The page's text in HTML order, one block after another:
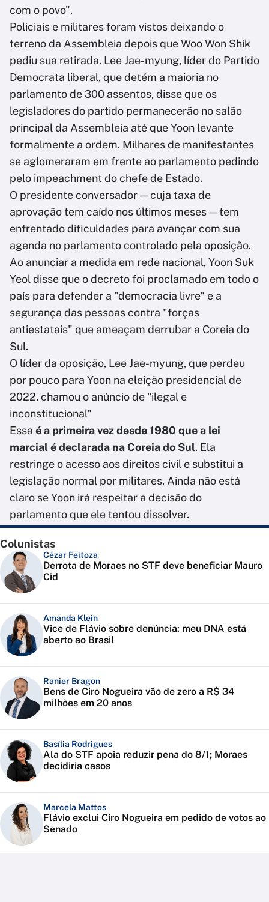
com o povo".
Policiais e militares foram vistos deixando o
terreno da Assembleia depois que Woo Won Shik
pediu sua retirada. Lee Jae-myung, líder do Partido
Democrata liberal, que detém a maioria no
parlamento de 300 assentos, disse que os
legisladores do partido permanecerão no salão
principal da Assembleia até que Yoon levante
formalmente a ordem. Milhares de manifestantes
se aglomeraram em frente ao parlamento pedindo
pelo impeachment do chefe de Estado.
O presidente conversador — cuja taxa de
aprovação tem caído nos últimos meses — tem
enfrentado dificuldades para avançar com sua
agenda no parlamento controlado pela oposição.
Ao anunciar a medida em rede nacional, Yoon Suk
Yeol disse que o decreto foi proclamado em todo o
país para defender a "democracia livre" e a
segurança das pessoas contra "forças
antiestatais" que ameaçam derrubar a Coreia do
Sul.
O líder da oposição, Lee Jae-myung, que perdeu
por pouco para Yoon na eleição presidencial de
2022, chamou o anúncio de "ilegal e
inconstitucional"
Essa é a primeira vez desde 1980 que a lei
marcial é declarada na Coreia do Sul. Ela
restringe o acesso aos direitos civil e substitui a
legislação normal por militares. Ainda não está
claro se Yoon irá respeitar a decisão do
parlamento que ele tentou dissolver.
Colunistas
Cézar Feitoza
Derrota de Moraes no STF deve beneficiar Mauro
Cid
Amanda Klein
Vice de Flávio sobre denúncia: meu DNA está
aberto ao Brasil
Ranier Bragon
Bens de Ciro Nogueira vão de zero a R$ 34
milhões em 20 anos
Basília Rodrigues
Ala do STF apoia reduzir pena do 8/1; Moraes
decidiria casos
Marcela Mattos
Flávio exclui Ciro Nogueira em pedido de votos ao
Senado